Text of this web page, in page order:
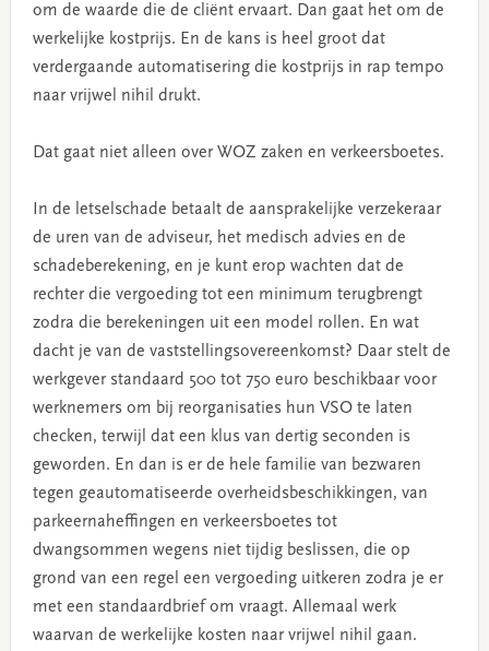
om de waarde die de cliënt ervaart. Dan gaat het om de
werkelijke kostprijs. En de kans is heel groot dat
verdergaande automatisering die kostprijs in rap tempo
naar vrijwel nihil drukt.
Dat gaat niet alleen over WOZ zaken en verkeersboetes.
In de letselschade betaalt de aansprakelijke verzekeraar
de uren van de adviseur, het medisch advies en de
schadeberekening, en je kunt erop wachten dat de
rechter die vergoeding tot een minimum terugbrengt
zodra die berekeningen uit een model rollen. En wat
dacht je van de vaststellingsovereenkomst? Daar stelt de
werkgever standaard 500 tot 750 euro beschikbaar voor
werknemers om bij reorganisaties hun VSO te laten
checken, terwijl dat een klus van dertig seconden is
geworden. En dan is er de hele familie van bezwaren
tegen geautomatiseerde overheidsbeschikkingen, van
parkeernaheffingen en verkeersboetes tot
dwangsommen wegens niet tijdig beslissen, die op
grond van een regel een vergoeding uitkeren zodra je er
met een standaardbrief om vraagt. Allemaal werk
waarvan de werkelijke kosten naar vrijwel nihil gaan.